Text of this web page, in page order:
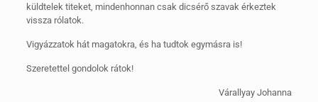
küldtelek titeket, mindenhonnan csak dicsérő szavak érkeztek
vissza rólatok.
Vigyázzatok hát magatokra, és ha tudtok egymásra is!
Szeretettel gondolok rátok!
Várallyay Johanna